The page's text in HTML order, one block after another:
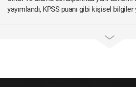
yayımlandı, KPSS puanı gibi kişisel